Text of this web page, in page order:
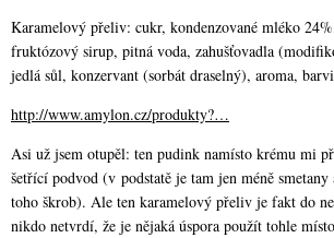
Karamelový přeliv: cukr, kondenzované mléko
fruktózový sirup, pitná voda, zahušťovadla
jedlá sůl, konzervant (sorbát draselný), aroma,
http://www.amylon.cz/produkty?…
Asi už jsem otupěl: ten pudink namísto krému mi
šetřící podvod (v podstatě je tam jen méně smetany
toho škrob). Ale ten karamelový přeliv je fakt do
nikdo netvrdí, že je nějaká úspora použít tohle